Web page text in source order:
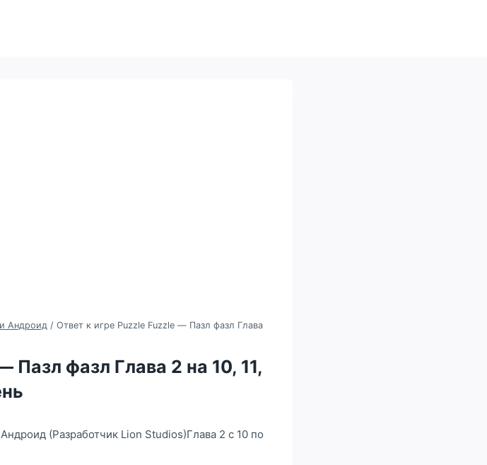
Андроид / Ответ к игре Puzzle Fuzzle — Пазл фазл Глава
Пазл фазл Глава 2 на 10, 11,
(Разработчик Lion Studios)Глава 2 с 10 по